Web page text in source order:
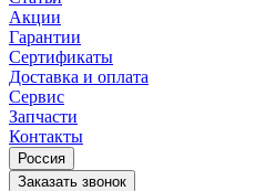
Акции
Гарантии
Сертификаты
Доставка и оплата
Сервис
Запчасти
Контакты
Россия
Заказать звонок